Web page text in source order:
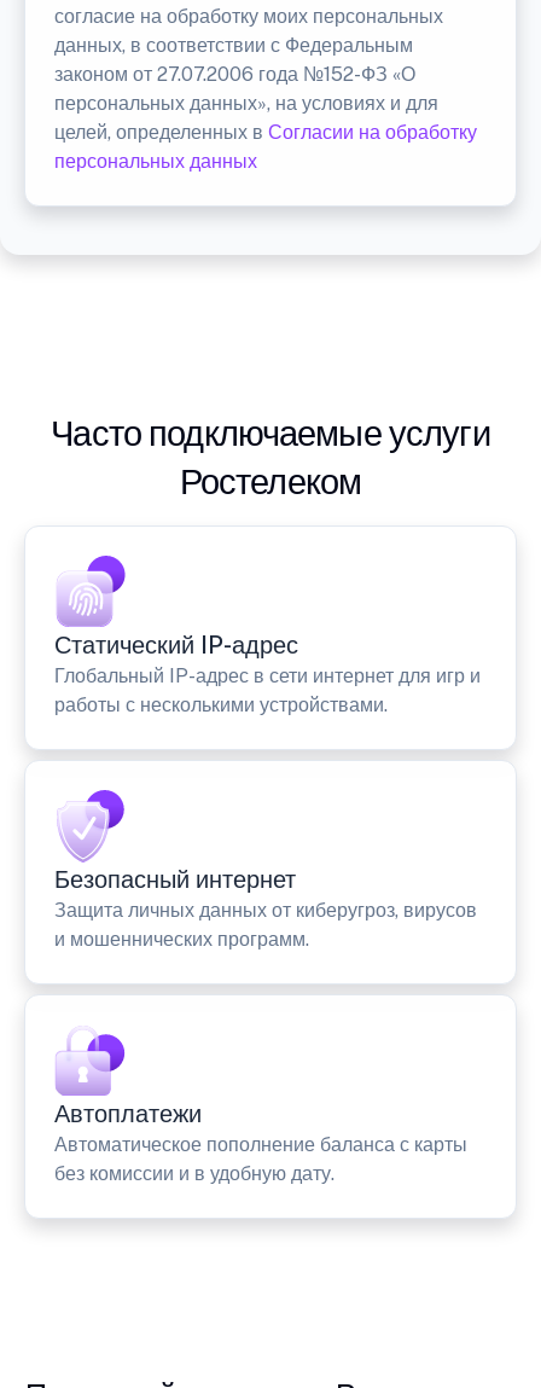
согласие на обработку моих персональных
данных, в соответствии с Федеральным
законом от 27.07.2006 года №152-ФЗ «О
персональных данных», на условиях и для
целей, определенных в Согласии на обработку
персональных данных
Часто подключаемые услуги
Ростелеком
Статический IP-адрес
Глобальный IP-адрес в сети интернет для игр и
работы с несколькими устройствами.
Безопасный интернет
Защита личных данных от киберугроз, вирусов
и мошеннических программ.
Автоплатежи
Автоматическое пополнение баланса с карты
без комиссии и в удобную дату.